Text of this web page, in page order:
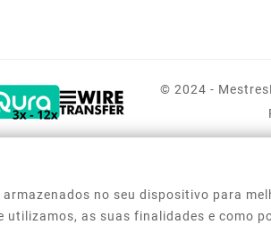
© 2024 -
no seu dispositivo para
as suas finalidades e como